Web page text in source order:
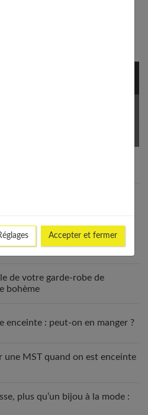
lombaires : comprendre,
de votre garde-robe de
bohème
enceinte : peut-on en manger ?
une MST quand on est enceinte
plus qu’un bijou à la mode :
Accepter et fermer